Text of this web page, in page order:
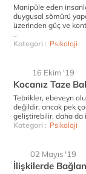
Manipüle eden
duygusal sömürü
üzerinden güç ve
..
Kategori : Psikoloji
16 Ekim '19
Kocanız Taze
Tebrikler, ebeveyn
değildir, ancak pek
geliştirebilir, daha da
Kategori : Psikoloji
02 Mayıs '19
İlişkilerde